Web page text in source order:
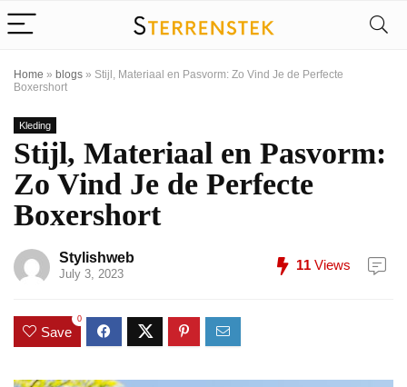
Home » blogs » Stijl, Materiaal en Pasvorm: Zo Vind Je de Perfecte
Boxershort
Kleding
Stijl, Materiaal en Pasvorm:
Zo Vind Je de Perfecte
Boxershort
Stylishweb
July 3, 2023
11 Views
Save
0